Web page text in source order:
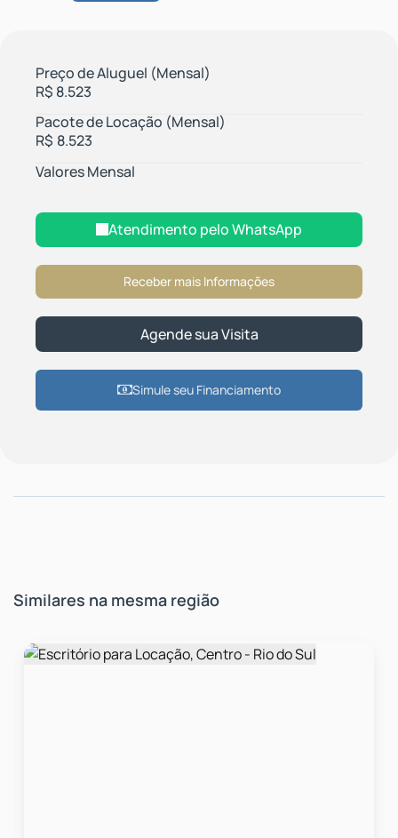
R$ 8.523
Preço de Aluguel (Mensal)
Valores Mensal
R$ 8.523
Pacote de Locação (Mensal)
Atendimento peloWhatsApp
Simule seu Financiamento
Similares na mesma região